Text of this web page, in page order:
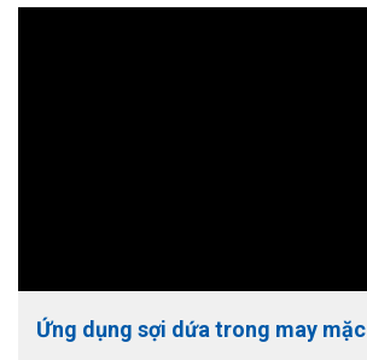
Ứng dụng sợi dứa trong may mặc